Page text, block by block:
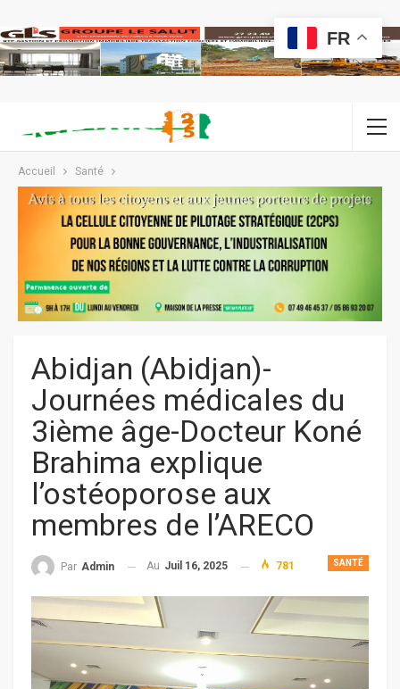
Accueil Santé
Abidjan (Abidjan)-
Journées médicales du
3ième âge-Docteur Koné
Brahima explique
l’ostéoporose aux
membres de l’ARECO
SANTÉ
Par Admin Au Juil 16, 2025 781
FR